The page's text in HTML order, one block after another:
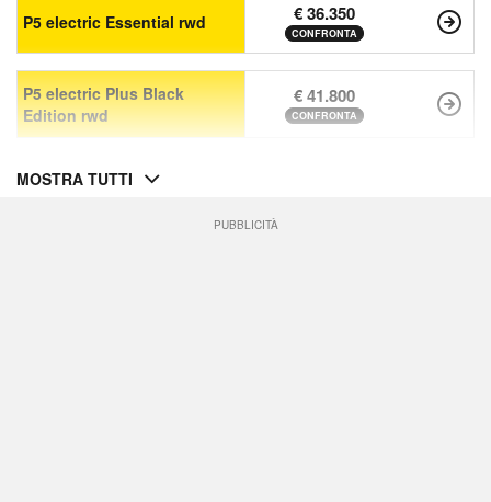
P5 electric Essential rwd € 36.350
CONFRONTA
P5 electric Plus Black
Edition rwd
€ 41.800
CONFRONTA
MOSTRA TUTTI
PUBBLICITÀ